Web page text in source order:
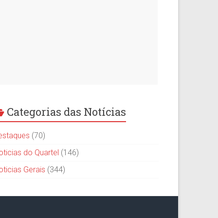
Categorias das Notícias
(70)
do Quartel (146)
Gerais (344)